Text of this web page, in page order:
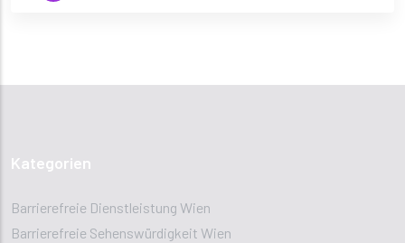
Kategorien
Barrierefreie Dienstleistung Wien
Barrierefreie Sehenswürdigkeit Wien